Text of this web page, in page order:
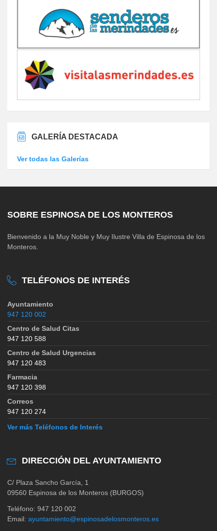
GALERÍA DESTACADA
Ver todas las Galerías
SOBRE ESPINOSA DE LOS MONTEROS
Bienvenido a la Muy Noble y Muy Ilustre Villa de Espinosa de los
Monteros.
TELÉFONOS DE INTERÉS
Ayuntamiento
947 120 002
Centro de Salud Citas
947 120 588
Centro de Salud Urgencias
947 120 483
Farmacia
947 120 398
Correos
947 120 274
Ver más Teléfonos de Interés
DIRECCIÓN DEL AYUNTAMIENTO
C/ Plaza Sancho García, 1
09560 Espinosa de los Monteros (BURGOS)
Teléfono: 947 120 002
Email: ayuntamiento@espinosadelosmonteros.es